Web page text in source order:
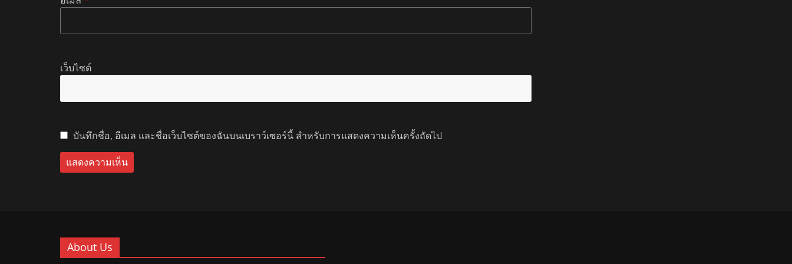
เว็บไซต์
บันทึกชื่อ, อีเมล และชื่อเว็บไซต์ของฉันบนเบราว์เซอร์นี้ สำหรับการแสดงความเห็นครั้งถัดไป
About Us